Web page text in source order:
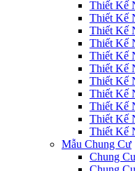
Thiết Kế
Thiết Kế
Thiết Kế
Thiết Kế
Thiết Kế
Thiết Kế
Thiết Kế
Thiết Kế
Thiết Kế
Thiết Kế
Thiết Kế
Mẫu Chung Cư
Chung